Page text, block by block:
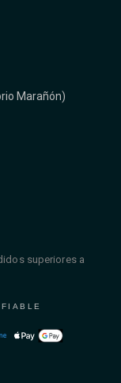
Marañón)
superiores a